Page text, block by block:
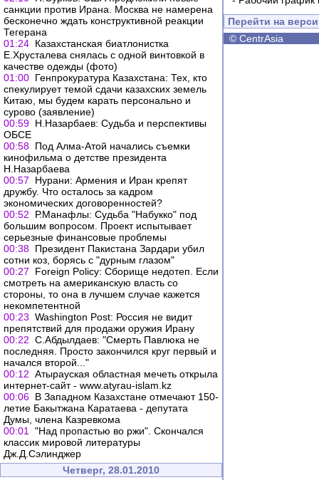
санкции против Ирана. Москва не намерена
бесконечно ждать конструктивной реакции
Тегерана
01:24 Казахстанская биатлонистка
Е.Хрусталева снялась с одной винтовкой в
качестве одежды (фото)
01:00 Генпрокуратура Казахстана: Тех, кто
спекулирует темой сдачи казахских земель
Китаю, мы будем карать персонально и
сурово (заявление)
00:59 Н.Назарбаев: Судьба и перспективы
ОБСЕ
00:58 Под Алма-Атой начались съемки
кинофильма о детстве президента
Н.Назарбаева
00:57
Нурани: Армения и Иран крепят
дружбу. Что осталось за кадром
экономических договоренностей?
00:52
Р.Манафлы: Судьба "Набукко" под
большим вопросом. Проект испытывает
серьезные финансовые проблемы
00:38 Президент Пакистана Зардари убил
сотни коз, борясь с "дурным глазом"
00:27
Foreign Policy: Сборище недотеп. Если
смотреть на американскую власть со
стороны, то она в лучшем случае кажется
некомпетентной
00:23 Washington Post: Россия не видит
препятствий для продажи оружия Ирану
00:22 С.Абдылдаев: "Смерть Павлюка не
последняя. Просто закончился круг первый и
начался второй..."
00:12 Атырауская областная мечеть открыла
интернет-сайт - www.atyrau-islam.kz
00:06 В Западном Казахстане отмечают 150-
летие Бакытжана Каратаева - депутата
Думы, члена Казревкома
00:01
"Над пропастью во ржи". Скончался
классик мировой литературы
Дж.Д.Сэлинджер
Четверг, 28.01.2010
Перейти на
© CentrAsia